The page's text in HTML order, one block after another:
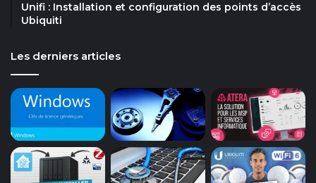
Unifi : Installation et configuration des points d’accès
Ubiquiti
Les derniers articles